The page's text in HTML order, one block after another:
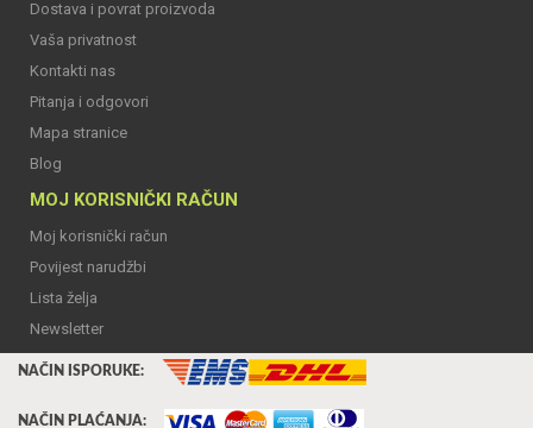
Dostava i povrat proizvoda
Vaša privatnost
Kontakti nas
Pitanja i odgovori
Mapa stranice
Blog
MOJ KORISNIČKI RAČUN
Moj korisnički račun
Povijest narudžbi
Lista želja
Newsletter
NAČIN ISPORUKE:
NAČIN PLAĆANJA: